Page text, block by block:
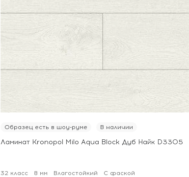
Образец есть в шоу-руме В наличии
Ламинат Kronopol Milo Aqua Block Дуб Найк D3305
32 класс 8 мм Влагостойкий С фаской